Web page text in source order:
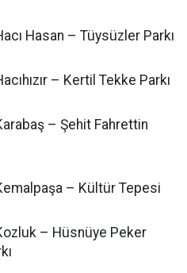
Hasan – Tüysüzler Parkı
– Kertil Tekke Parkı
– Şehit Fahrettin
– Kültür Tepesi
– Hüsnüye Peker